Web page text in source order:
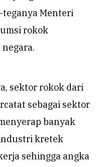
teganya Menteri
rokok
sektor rokok dari
sebagai sektor
banyak
kretek
sehingga angka